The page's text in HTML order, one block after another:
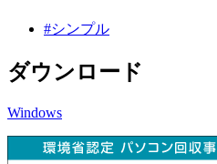
#シンプル
ダウンロード
Windows